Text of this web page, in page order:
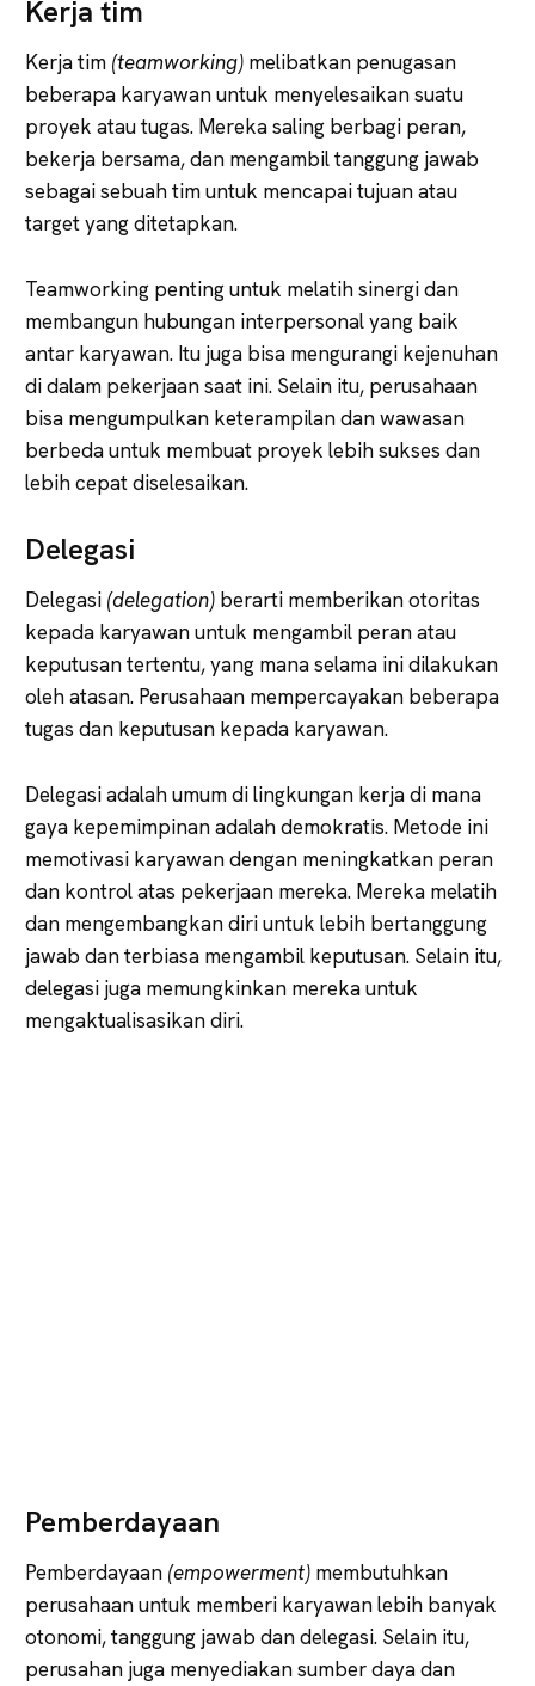
Kerja tim
Kerja tim (teamworking) melibatkan penugasan
beberapa karyawan untuk menyelesaikan suatu
proyek atau tugas. Mereka saling berbagi peran,
bekerja bersama, dan mengambil tanggung jawab
sebagai sebuah tim untuk mencapai tujuan atau
target yang ditetapkan.
Teamworking penting untuk melatih sinergi dan
membangun hubungan interpersonal yang baik
antar karyawan. Itu juga bisa mengurangi kejenuhan
di dalam pekerjaan saat ini. Selain itu, perusahaan
bisa mengumpulkan keterampilan dan wawasan
berbeda untuk membuat proyek lebih sukses dan
lebih cepat diselesaikan.
Delegasi
Delegasi (delegation) berarti memberikan otoritas
kepada karyawan untuk mengambil peran atau
keputusan tertentu, yang mana selama ini dilakukan
oleh atasan. Perusahaan mempercayakan beberapa
tugas dan keputusan kepada karyawan.
Delegasi adalah umum di lingkungan kerja di mana
gaya kepemimpinan adalah demokratis. Metode ini
memotivasi karyawan dengan meningkatkan peran
dan kontrol atas pekerjaan mereka. Mereka melatih
dan mengembangkan diri untuk lebih bertanggung
jawab dan terbiasa mengambil keputusan. Selain itu,
delegasi juga memungkinkan mereka untuk
mengaktualisasikan diri.
Pemberdayaan
Pemberdayaan (empowerment) membutuhkan
perusahaan untuk memberi karyawan lebih banyak
otonomi, tanggung jawab dan delegasi. Selain itu,
perusahan juga menyediakan sumber daya dan